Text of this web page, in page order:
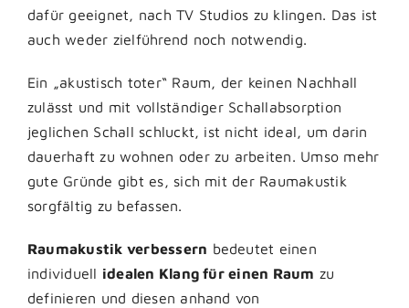
dafür geeignet, nach TV Studios zu klingen. Das ist
auch weder zielführend noch notwendig.
Ein „akustisch toter“ Raum, der keinen Nachhall
zulässt und mit vollständiger Schallabsorption
jeglichen Schall schluckt, ist nicht ideal, um darin
dauerhaft zu wohnen oder zu arbeiten. Umso mehr
gute Gründe gibt es, sich mit der Raumakustik
sorgfältig zu befassen.
Raumakustik verbessern bedeutet einen
individuell idealen Klang für einen Raum zu
definieren und diesen anhand von